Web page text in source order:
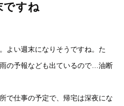
ですね
よい週末になりそうですね。た
の予報なども出ているので…油断
で仕事の予定で、帰宅は深夜にな